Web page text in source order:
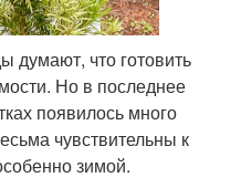
думают, что готовить
Но в последнее
появилось много
чувствительны к
зимой.